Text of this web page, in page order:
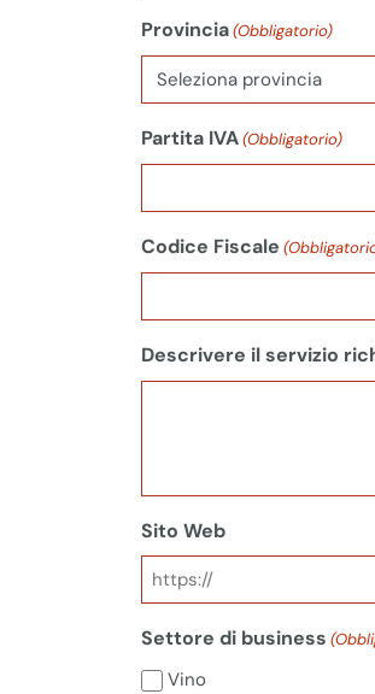
Provincia(Obbligatorio)
Partita IVA(Obbligatorio)
Codice Fiscale
Descrivere il servizio
Sito Web
Settore di business
Vino